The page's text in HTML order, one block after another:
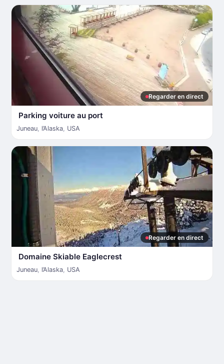
Regarder en direct
Parking voiture au port
Juneau, l’Alaska, USA
Regarder en direct
Domaine Skiable Eaglecrest
Juneau, l’Alaska, USA